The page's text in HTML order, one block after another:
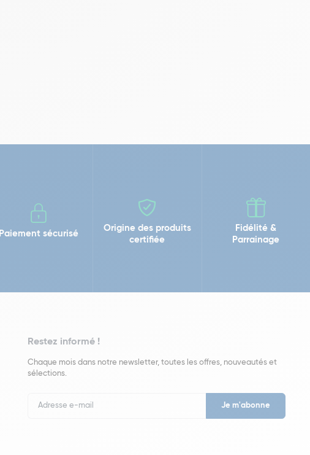
Paiement sécurisé
Origine des produits
certifiée
Fidélité &
Parrainage
Restez informé !
Chaque mois dans notre newsletter, toutes les offres, nouveautés et
sélections.
Newsletter